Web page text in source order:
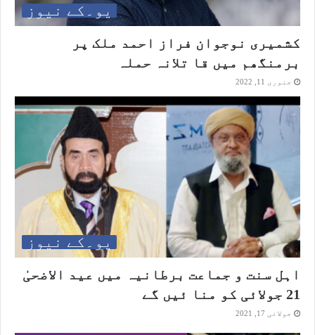
یو۔کے نیوز
کشمیری نوجوان فراز احمد ملک پر
برمنگھم میں قا تلانہ حملہ
جنوری 11, 2022
یو۔کے نیوز
اہل سنت و جماعت برطانیہ میں عید الاضحیٰ
21 جولائی کو منا ئیں گے
جولائی 17, 2021